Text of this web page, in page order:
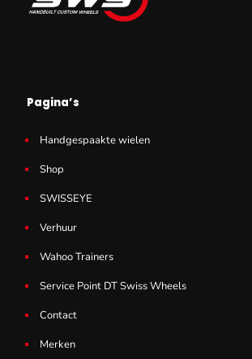
Pagina’s
Handgespaakte wielen
Shop
SWISSEYE
Verhuur
Wahoo Trainers
Service Point DT Swiss Wheels
Contact
Merken